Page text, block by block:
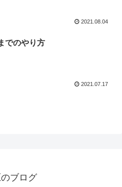
2021.08.04
でのやり方
2021.07.17
ブログ